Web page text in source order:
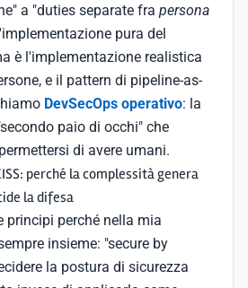
a "duties separate fra persona
pura del
è l'implementazione realistica
e il pattern di pipeline-as-
DevSecOps operativo: la
paio di occhi" che
di avere umani.
perché la complessità genera
la difesa
principi perché nella mia
insieme: "secure by
la postura di sicurezza